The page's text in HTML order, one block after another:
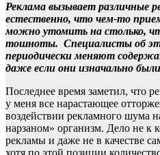
Реклама вызывает различные
естественно, что чем-то
можно утомить на столько,
тошноты. Специалисты об
периодически меняют
даже если они изначально
Последнее время заметил, что
у меня все нарастающее
воздействии рекламного шума
нарзаном» организм. Дело не к
рекламы и даже не в качестве